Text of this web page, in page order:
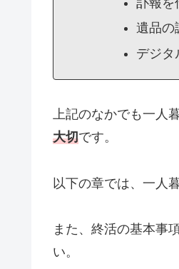
遺品の
デジタ
上記のなかでも一人
大切です。
以下の章では、一人
また、終活の基本事
い。